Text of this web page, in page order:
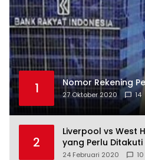
1 Nomor Rekening
27 Oktober 2020 14
2
Liverpool vs West
yang Perlu Ditakuti
24 Februari 2020 10